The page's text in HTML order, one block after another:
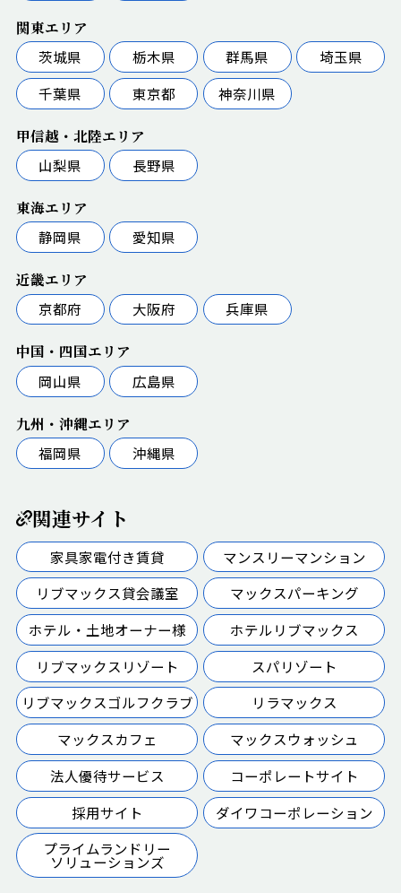
関東エリア
茨城県
栃木県 群馬県
埼玉県
千葉県
東京都 神奈川県
甲信越・北陸エリア
山梨県
長野県
東海エリア
静岡県
愛知県
近畿エリア
京都府
大阪府 兵庫県
中国・四国エリア
岡山県
広島県
九州・沖縄エリア
福岡県
沖縄県
関連サイト
家具家電付き賃貸
マンスリーマンション
リブマックス貸会議室
マックスパーキング
ホテル・土地オーナー様
ホテルリブマックス
リブマックスリゾート
スパリゾート
リブマックスゴルフクラブ
リラマックス
マックスカフェ
マックスウォッシュ
法人優待サービス
コーポレートサイト
採用サイト
ダイワコーポレーション
プライムランドリー
ソリューションズ